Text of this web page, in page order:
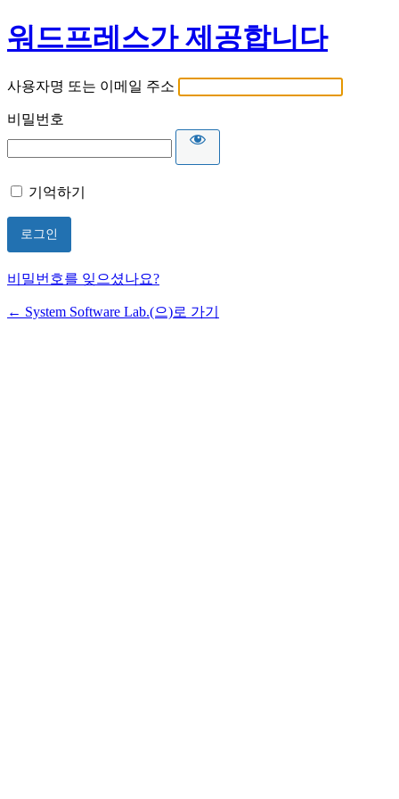
워드프레스가 제공합니다
사용자명 또는 이메일 주소
비밀번호
기억하기
비밀번호를 잊으셨나요?
← System Software Lab.(으)로 가기